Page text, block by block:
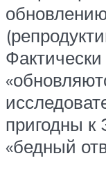
пригодны к
«бедный